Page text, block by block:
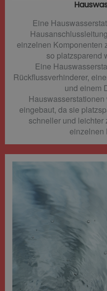
Eine
einzelnen Komponenten
so platzsparend
Eine
Rückflussverhinderer,
und einem
eingebaut, da sie
schneller und leichter
einzelnen